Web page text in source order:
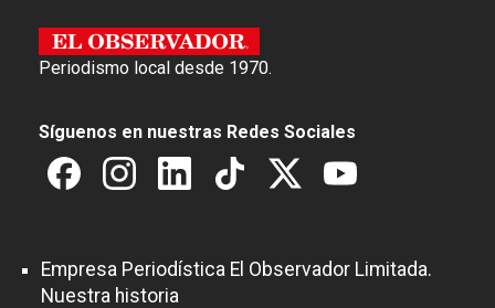
Periodismo local desde 1970.
Síguenos en nuestras Redes Sociales
Empresa Periodística El Observador Limitada.
Nuestra historia